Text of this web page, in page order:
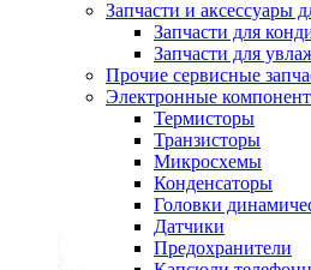
Запчасти и аксессуары
Запчасти для
Запчасти для
Прочие сервисные
Электронные
Термисторы
Транзисторы
Микросхемы
Конденсаторы
Головки
Датчики
Предохранители